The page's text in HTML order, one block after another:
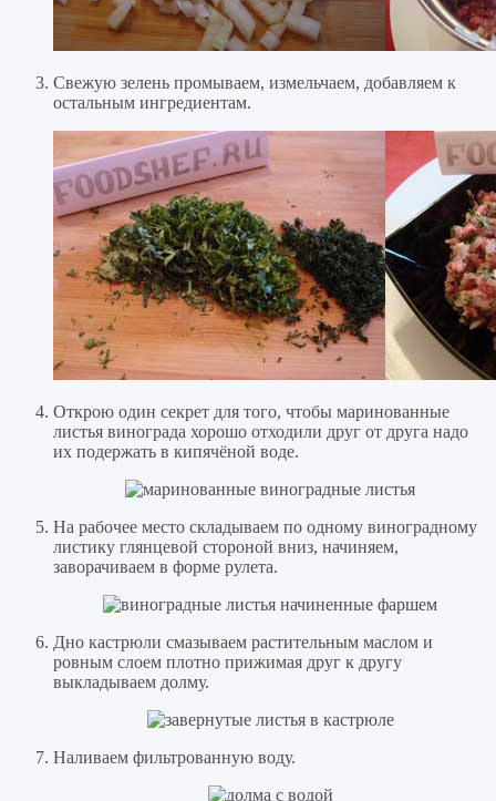
Свежую зелень промываем, измельчаем, добавляем к
остальным ингредиентам.
Открою один секрет для того, чтобы маринованные
листья винограда хорошо отходили друг от друга надо
их подержать в кипячёной воде.
На рабочее место складываем по одному виноградному
листику глянцевой стороной вниз, начиняем,
заворачиваем в форме рулета.
Дно кастрюли смазываем растительным маслом и
ровным слоем плотно прижимая друг к другу
выкладываем долму.
Наливаем фильтрованную воду.